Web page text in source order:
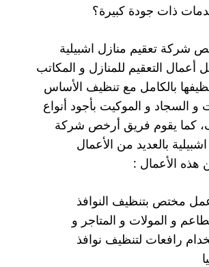
ذات جودة كبيرة؟
شركة تعقيم منازل اشبيلية
أعمال التعقيم للمنازل و المكاتب
بالكامل مع تنظيف الأساس
و السجاد و الموكيت بأجود أنواع
كما يقوم فريق أرخص شركة
بالعديد من الأعمال
هذه الأعمال :
مختص بتنظيف النوافذ
و المولات و المتاجر و
رافعات لتنظيف نوافذ